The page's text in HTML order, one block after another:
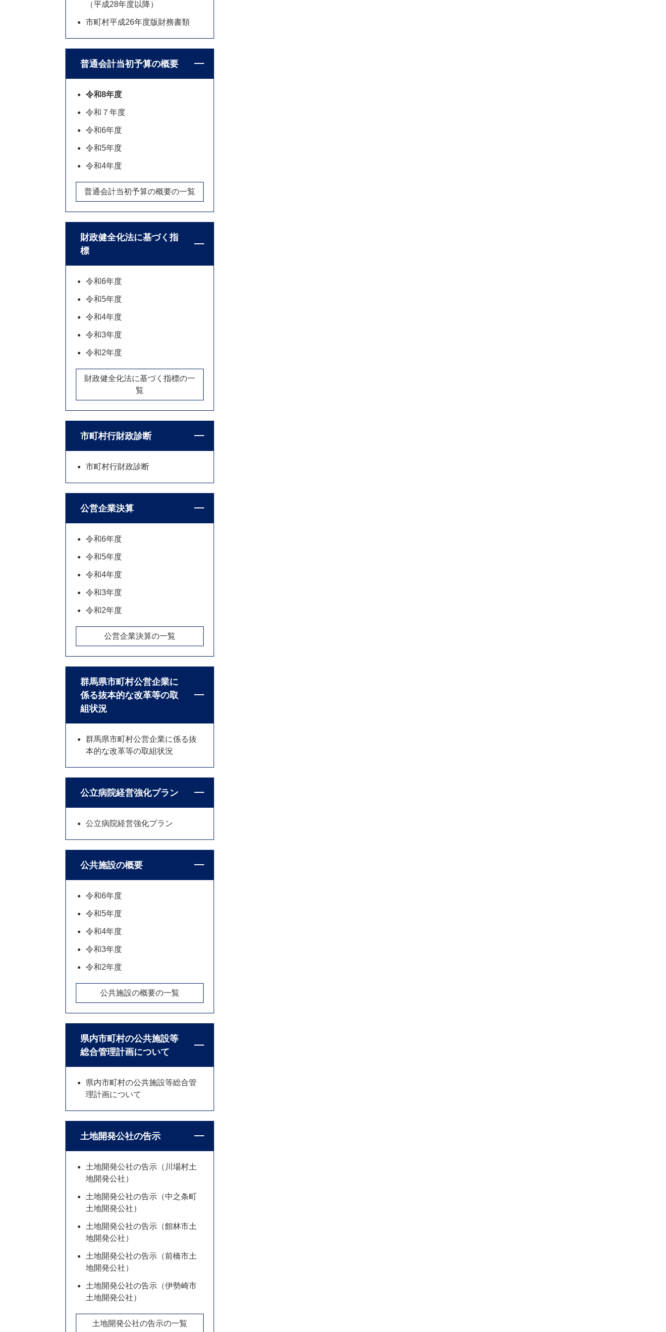
（平成28年度以降）
市町村平成26年度版財務書類
普通会計当初予算の概要
令和8年度
令和７年度
令和6年度
令和5年度
令和4年度
普通会計当初予算の概要の一覧
財政健全化法に基づく指
標
令和6年度
令和5年度
令和4年度
令和3年度
令和2年度
財政健全化法に基づく指標の一
覧
市町村行財政診断
市町村行財政診断
公営企業決算
令和6年度
令和5年度
令和4年度
令和3年度
令和2年度
公営企業決算の一覧
群馬県市町村公営企業に
係る抜本的な改革等の取
組状況
群馬県市町村公営企業に係る抜
本的な改革等の取組状況
公立病院経営強化プラン
公立病院経営強化プラン
公共施設の概要
令和6年度
令和5年度
令和4年度
令和3年度
令和2年度
公共施設の概要の一覧
県内市町村の公共施設等
総合管理計画について
県内市町村の公共施設等総合管
理計画について
土地開発公社の告示
土地開発公社の告示（川場村土
地開発公社）
土地開発公社の告示（中之条町
土地開発公社）
土地開発公社の告示（館林市土
地開発公社）
土地開発公社の告示（前橋市土
地開発公社）
土地開発公社の告示（伊勢崎市
土地開発公社）
土地開発公社の告示の一覧